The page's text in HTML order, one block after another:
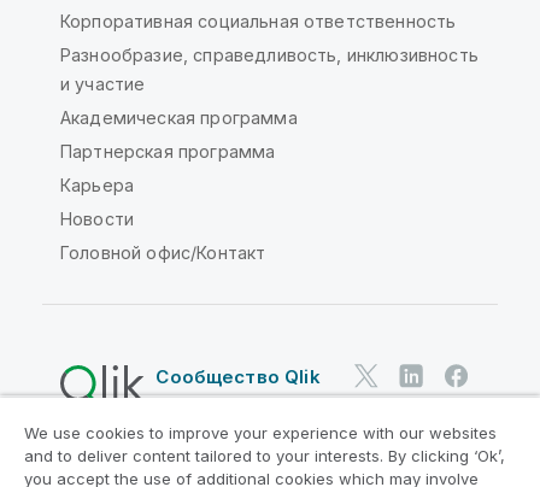
Корпоративная социальная ответственность
Разнообразие, справедливость, инклюзивность
и участие
Академическая программа
Партнерская программа
Карьера
Новости
Головной офис/Контакт
Сообщество Qlik
Юридические соглашения
Условия использования продуктов
We use cookies to improve your experience with our websites
and to deliver content tailored to your interests. By clicking ‘Ok’,
you accept the use of additional cookies which may involve